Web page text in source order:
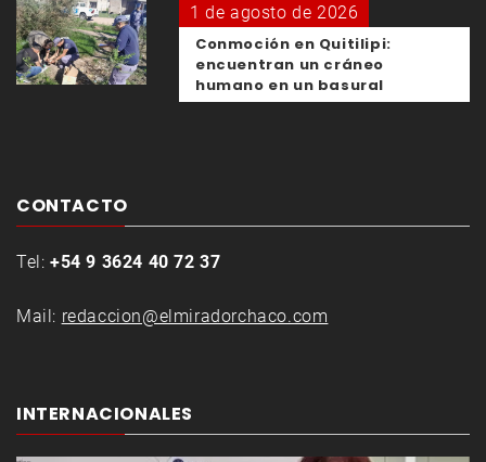
1 de agosto de 2026
Conmoción en Quitilipi:
encuentran un cráneo
humano en un basural
CONTACTO
Tel: +54 9 3624 40 72 37
Mail: redaccion@elmiradorchaco.com
INTERNACIONALES